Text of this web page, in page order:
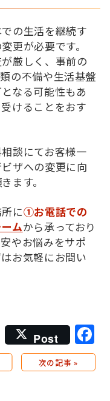
の生活を継続す
更が必要です。
厳しく、事前の
の不備や生活基盤
なる可能性もあ
けることをおす
談にてお客様一
ザへの変更に向
ます。
に①お電話での
ムから承っており
やお悩みをサポ
お気軽にお問い
Post
次の記事 »